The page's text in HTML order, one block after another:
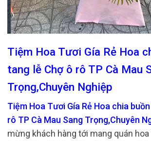
Tiệm Hoa Tươi Gía Rẻ Hoa
tang lễ Chợ ô rô TP Cà Mau
Trọng,Chuyên Nghiệp
Tiệm Hoa Tươi Gía Rẻ Hoa chia
rô TP Cà Mau Sang Trọng,Chuyên
mừng khách hàng tới mang quán